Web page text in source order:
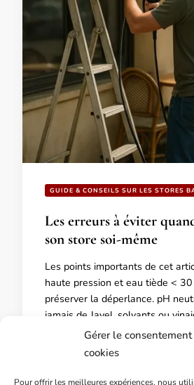
Gérer le
cookies
Pour offrir les meilleures expériences, nous
GUIDE & CONSEILS SUR LES STORES
Les erreurs à éviter
son store soi-même
Les points importants de cet
haute pression et eau tiède < 30
préserver la déperlance. pH
jamais de Javel, solvants ou
long puis séchage complet
Motorisation protégée et
abîment une toile Une toile